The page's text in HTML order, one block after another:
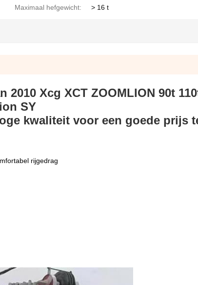
Maximaal hefgewicht: > 16 t
Xcg XCT ZOOMLION 90t
SY
kwaliteit voor een goede prijs
rijgedrag